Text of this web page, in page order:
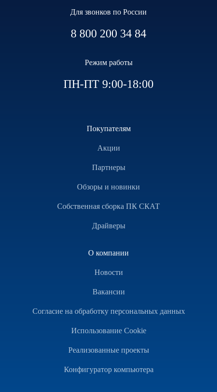
Для звонков по России
8 800 200 34 84
Режим работы
ПН-ПТ 9:00-18:00
Покупателям
Акции
Партнеры
Обзоры и новинки
Собственная сборка ПК СКАТ
Драйверы
О компании
Новости
Вакансии
Согласие на обработку персональных данных
Использование Cookie
Реализованные проекты
Конфигуратор компьютера